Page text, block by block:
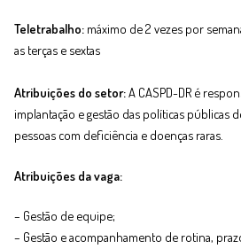
Teletrabalho:máximo de 2 vezes por
as terças e sextas
Atribuições do setor:A CASPD-DR é
implantação e gestão das políticas públicas
pessoas com deficiência e doenças raras.
Atribuições da vaga:
– Gestão de equipe;
– Gestão e acompanhamento de rotina,